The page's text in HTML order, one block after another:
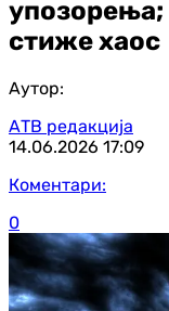
упозорења;
стиже хаос
Аутор:
АТВ редакција
14.06.2026 17:09
Коментари:
0